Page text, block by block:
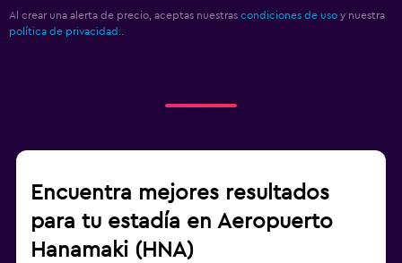
Al crear una alerta de precio, aceptas nuestras condiciones de uso y nuestra
política de privacidad..
Encuentra mejores resultados
para tu estadía en Aeropuerto
Hanamaki (HNA)